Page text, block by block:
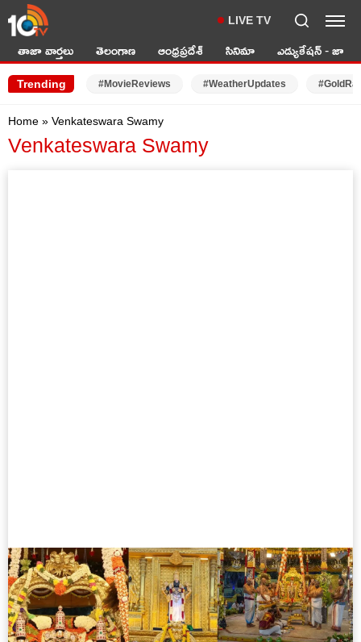
LIVE TV
తాజా వార్తలు తెలంగాణ ఆంధ్రప్రదేశ్ సినిమా ఎడ్యుకేషన్ - జాబ్స్
Trending #MovieReviews #WeatherUpdates
Home » Venkateswara Swamy
Venkateswara Swamy